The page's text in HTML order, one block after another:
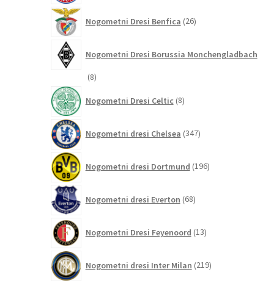
Nogometni Dresi Benfica 26izdelkov
Nogometni Dresi Borussia Monchengladbach
88
Nogometni Dresi Celtic 8izdelkov
Nogometni dresi Chelsea 347izdelkov
Nogometni dresi Dortmund 196izdelkov
Nogometni dresi Everton 68izdelkov
Nogometni Dresi Feyenoord 13izdelkov
Nogometni dresi Inter Milan 219izdelkov